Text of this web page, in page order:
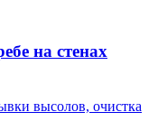
на стенах
высолов, очистка